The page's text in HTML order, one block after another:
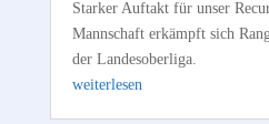
Starker Auftakt für unser
Mannschaft erkämpft sich
der Landesoberliga.
weiterlesen